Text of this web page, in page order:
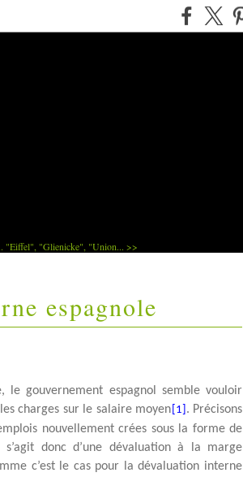
"Eiffel", "Glienicke", "Union... >>
espagnole
le gouvernement espagnol semble vouloir
les charges sur le salaire moyen [1] . Précisons
nouvellement crées sous la forme de
donc d’une dévaluation à la marge
c’est le cas pour la dévaluation interne